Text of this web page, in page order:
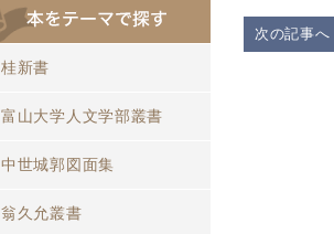
次の記事へ
桂新書
富山大学人文学部叢書
中世城郭図面集
翁久允叢書